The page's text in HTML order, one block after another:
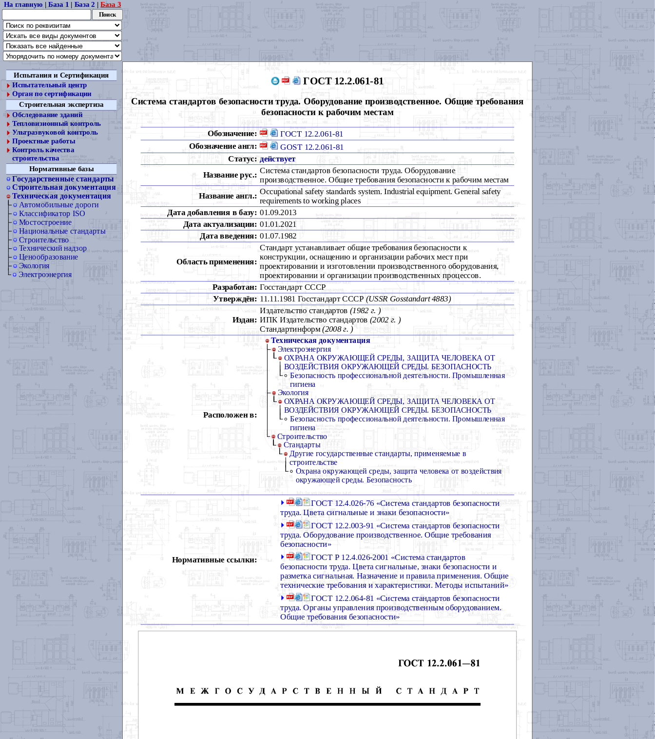
На главную |База 1 | База 2 |База 3
Испытания и Сертификация
Испытательный центр
Орган по сертификации
Строительная экспертиза
Обследование зданий
Тепловизионный контроль
Ультразвуковой контроль
Проектные работы
Контроль качества
строительства
Нормативные базы
Государственные стандарты
Строительная документация
Техническая документация
Автомобильные дороги
Классификатор ISO
Мостостроение
Национальные стандарты
Строительство
Технический надзор
Ценообразование
Экология
Электроэнергия
ГОСТ 12.2.061-81
Система стандартов безопасности труда. Оборудование производственное. Общие требования
безопасности к рабочим местам
Обозначение: ГОСТ 12.2.061-81
Обозначение англ: GOST 12.2.061-81
Статус: действует
Название рус.:
Система стандартов безопасности труда. Оборудование
производственное. Общие требования безопасности к рабочим местам
Название англ.:
Occupational safety standards system. Industrial equipment. General safety
requirements to working places
Дата добавления в базу: 01.09.2013
Дата актуализации: 01.01.2021
Дата введения: 01.07.1982
Область применения:
Стандарт устанавливает общие требования безопасности к
конструкции, оснащению и организации рабочих мест при
проектировании и изготовлении производственного оборудования,
проектировании и организации производственных процессов.
Разработан: Госстандарт СССР
Утверждён: 11.11.1981 Госстандарт СССР (USSR Gosstandart 4883)
Издан:
Издательство стандартов (1982 г. )
ИПК Издательство стандартов (2002 г. )
Стандартинформ(2008 г. )
Расположен в:
Техническая документация
Электроэнергия
ОХРАНА ОКРУЖАЮЩЕЙ СРЕДЫ, ЗАЩИТА ЧЕЛОВЕКА ОТ
ВОЗДЕЙСТВИЯ ОКРУЖАЮЩЕЙ СРЕДЫ. БЕЗОПАСНОСТЬ
Безопасность профессиональной деятельности. Промышленная
гигиена
Экология
ОХРАНА ОКРУЖАЮЩЕЙ СРЕДЫ, ЗАЩИТА ЧЕЛОВЕКА ОТ
ВОЗДЕЙСТВИЯ ОКРУЖАЮЩЕЙ СРЕДЫ. БЕЗОПАСНОСТЬ
Безопасность профессиональной деятельности. Промышленная
гигиена
Строительство
Стандарты
Другие государственные стандарты, применяемые в
строительстве
Охрана окружающей среды, защита человека от воздействия
окружающей среды. Безопасность
Нормативные ссылки:
ГОСТ 12.4.026-76 «Система стандартов безопасности
труда. Цвета сигнальные и знаки безопасности»
ГОСТ 12.2.003-91 «Система стандартов безопасности
труда. Оборудование производственное. Общие требования
безопасности»
ГОСТ Р 12.4.026-2001 «Система стандартов
безопасности труда. Цвета сигнальные, знаки безопасности и
разметка сигнальная. Назначение и правила применения. Общие
технические требования и характеристики. Методы испытаний»
ГОСТ 12.2.064-81 «Система стандартов безопасности
труда. Органы управления производственным оборудованием.
Общие требования безопасности»